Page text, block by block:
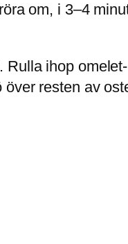
om, i 3–4
ihop
resten av